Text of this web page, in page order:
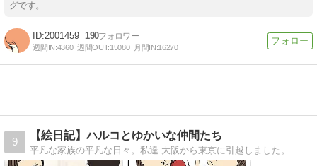
グです。
2001459 190
週間IN:4360 週間OUT:15080 月間IN:16270
9
【絵日記】ハルコとゆかいな仲間たち
平凡な家族の平凡な日々。私達 大阪から東京に引越しました。